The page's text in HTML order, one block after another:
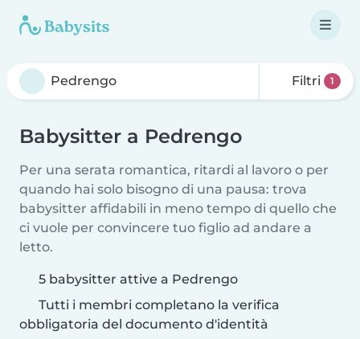
Filtri 1
Babysitter a Pedrengo
Per una serata romantica, ritardi al lavoro o per
quando hai solo bisogno di una pausa: trova
babysitter affidabili in meno tempo di quello che
ci vuole per convincere tuo figlio ad andare a
letto.
5 babysitter attive a Pedrengo
Tutti i membri completano la verifica
obbligatoria del documento d'identità